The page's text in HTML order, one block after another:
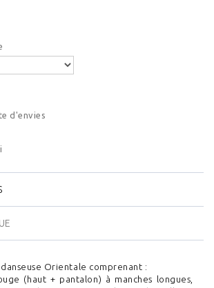
d'envies
Orientale comprenant :
(haut + pantalon) à manches longues,